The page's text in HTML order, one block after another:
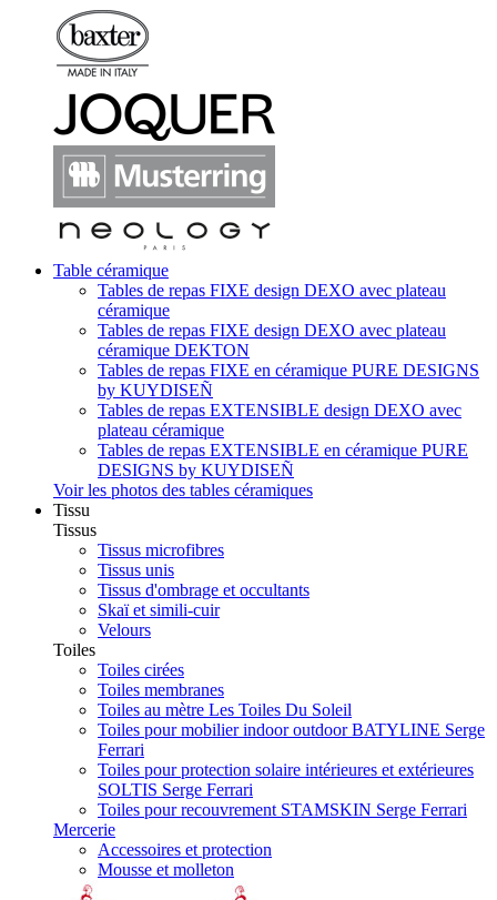
Table céramique
Tables de repas FIXE design DEXO avec plateau
céramique
Tables de repas FIXE design DEXO avec plateau
céramique DEKTON
Tables de repas FIXE en céramique PURE DESIGNS
by KUYDISEÑ
Tables de repas EXTENSIBLE design DEXO avec
plateau céramique
Tables de repas EXTENSIBLE en céramique PURE
DESIGNS by KUYDISEÑ
Voir les photos des tables céramiques
Tissu
Tissus
Tissus microfibres
Tissus unis
Tissus d'ombrage et occultants
Skaï et simili-cuir
Velours
Toiles
Toiles cirées
Toiles membranes
Toiles au mètre Les Toiles Du Soleil
Toiles pour mobilier indoor outdoor BATYLINE Serge
Ferrari
Toiles pour protection solaire intérieures et extérieures
SOLTIS Serge Ferrari
Toiles pour recouvrement STAMSKIN Serge Ferrari
Mercerie
Accessoires et protection
Mousse et molleton